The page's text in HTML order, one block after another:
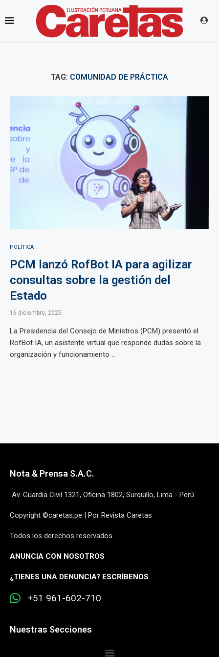
TAG: COMUNIDAD DE PRÁCTICA
POLÍTICA
PCM lanzó RofBot IA para agilizar
consultas sobre la gestión del
Estado
16 diciembre, 2025
La Presidencia del Consejo de Ministros (PCM) presentó el
RofBot IA, un asistente virtual que responde dudas sobre la
organización y funcionamiento ...
Nota & Prensa S.A.C.
Av. Guardia Civil 1321, Oficina 1802, Surquillo, Lima - Perú
Copyright ©caretas.pe | Por Revista Caretas
Todos los derechos reservados
ANUNCIA CON NOSOTROS
¿TIENES UNA DENUNCIA? ESCRÍBENOS
+51 961-602-710
Nuestras Secciones